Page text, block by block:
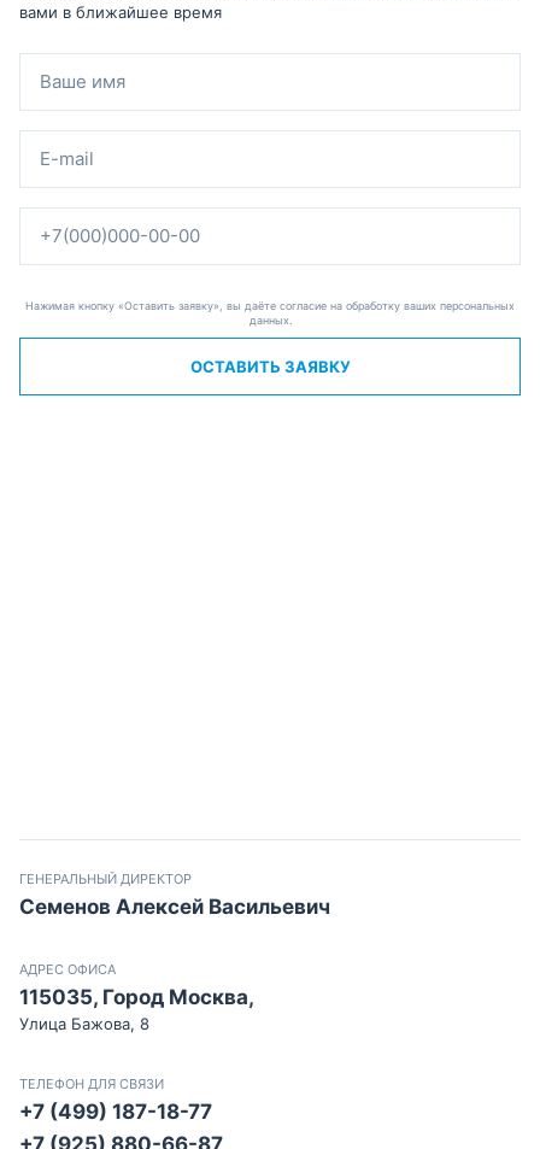
вами в ближайшее время
Нажимая кнопку «Оставить заявку», вы даёте согласие на обработку ваших персональных
данных.
ОСТАВИТЬ ЗАЯВКУ
ГЕНЕРАЛЬНЫЙ ДИРЕКТОР
Семенов Алексей Васильевич
АДРЕС ОФИСА
115035, Город Москва,
Улица Бажова, 8
ТЕЛЕФОН ДЛЯ СВЯЗИ
+7 (499) 187-18-77
+7 (925) 880-66-87